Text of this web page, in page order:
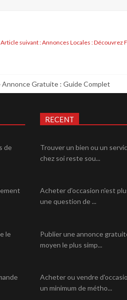
Article suivant : Annonces Locales : Découvrez
Annonce Gratuite : Guide Complet
de
le
RECENT
Trouver un bien ou un
chez soi reste sou...
Acheter d'occasion n'est
une question de ...
Publier une annonce
moyen le plus simp...
Acheter ou vendre
un minimum de métho...